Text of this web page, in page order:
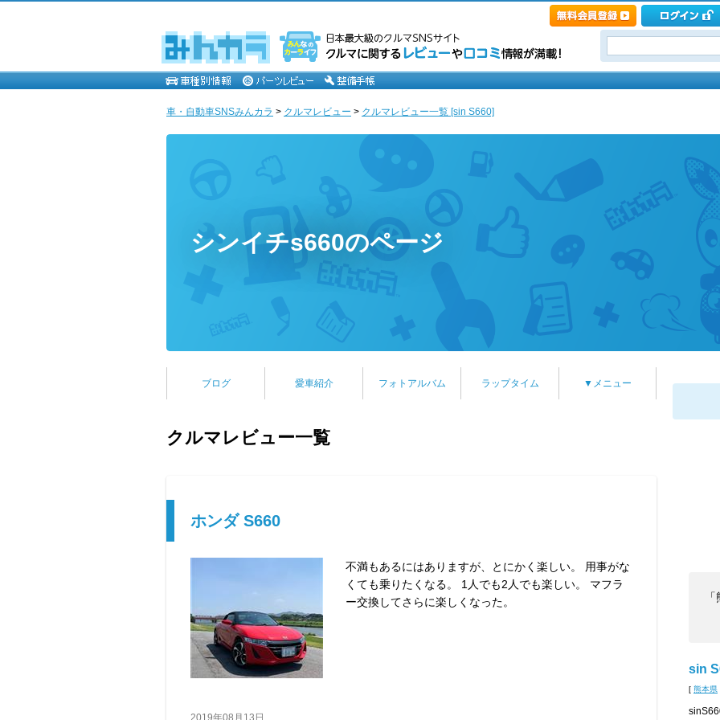
車・自動車SNSみんカラ > クルマレビュー > クルマレビュー一覧 [sin S660]
シンイチs660のページ
ブログ 愛車紹介 フォトアルバム ラップタイム ▼メニュー
クルマレビュー一覧
ホンダ S660
不満もあるにはありますが、とにかく楽しい。 用事がな
くても乗りたくなる。 1人でも2人でも楽しい。 マフラ
ー交換してさらに楽しくなった。
2019年08月13日
sin
[ 熊本県